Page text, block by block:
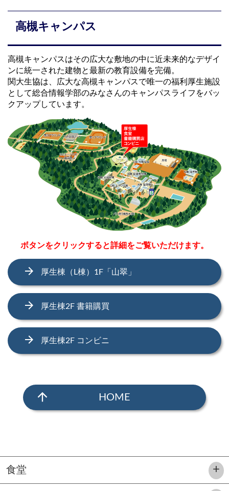
高槻キャンパス
高槻キャンパスはその広大な敷地の中に近未来的なデザイ
ンに統一された建物と最新の教育設備を完備。
関大生協は、広大な高槻キャンパスで唯一の福利厚生施設
として総合情報学部のみなさんのキャンパスライフをバッ
クアップしています。
ボタンをクリックすると詳細をご覧いただけます。
arrow_forward 厚生棟（L棟）1F「山翠」
arrow_forward 厚生棟2F 書籍購買
arrow_forward 厚生棟2F コンビニ
arrow_upward HOME
食堂